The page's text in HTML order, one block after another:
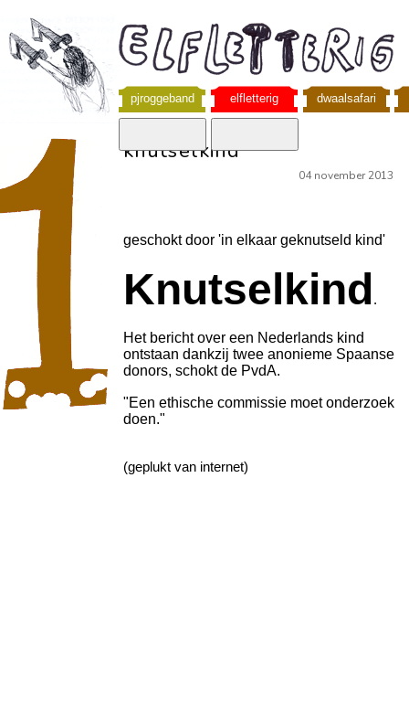
pjroggeband elfletterig dwaalsafari
knutselkind
04 november 2013
geschokt door 'in elkaar geknutseld kind'
Knutselkind .
Het bericht over een Nederlands kind
ontstaan dankzij twee anonieme Spaanse
donors, schokt de PvdA.
"Een ethische commissie moet onderzoek
doen."
(geplukt van internet)